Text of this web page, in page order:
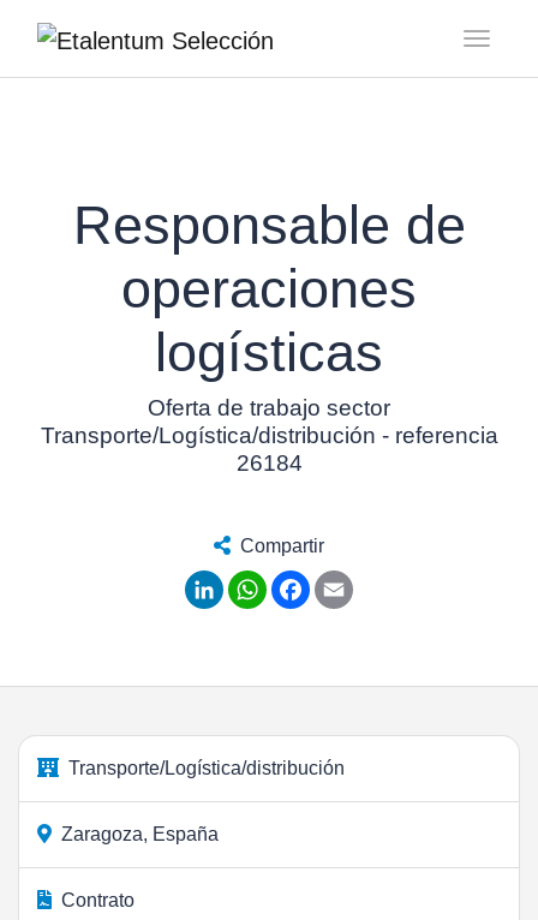
Responsable de
operaciones
logísticas
Oferta de trabajo sector
Transporte/Logística/distribución - referencia
26184
Compartir
LinkedInWhatsApp
Facebook
Transporte/Logística/distribución
Zaragoza, España
Contrato